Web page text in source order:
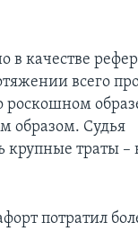
в качестве
всего
роскошном
образом. Судья
крупные траты –
потратил